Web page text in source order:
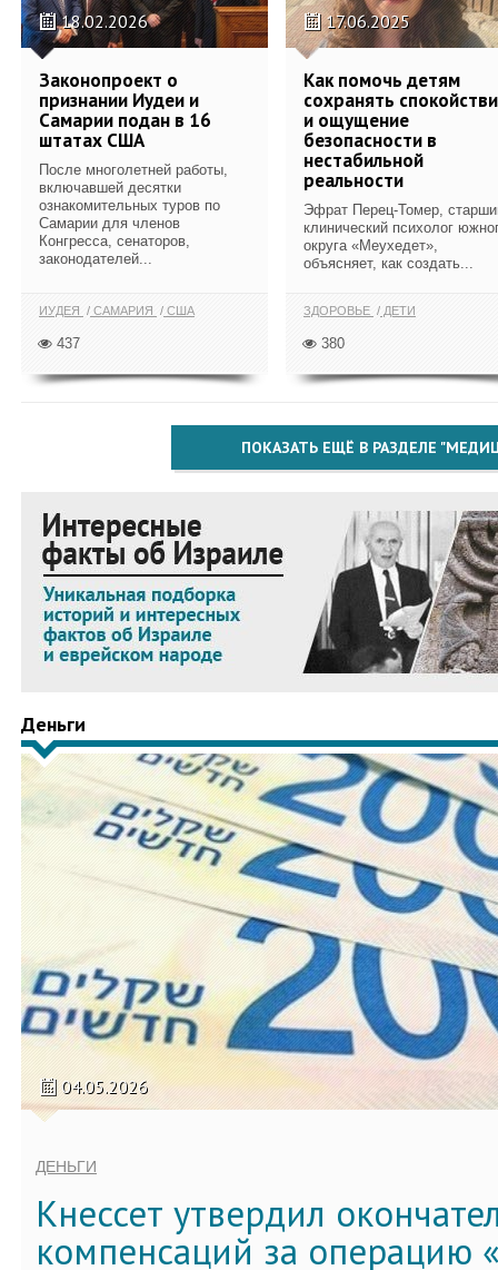
18.02.2026
Законопроект о
признании Иудеи и
Самарии подан в 16
штатах США
После многолетней работы,
включавшей десятки
ознакомительных туров по
Самарии для членов
Конгресса, сенаторов,
законодателей...
ИУДЕЯ САМАРИЯ США
437
17.06.2025
Как помочь детям
сохранять
и ощущение
безопасности в
нестабильной
реальности
Эфрат Перец-Томер,
клинический психолог
округа «Меухедет»,
объясняет, как создать...
ЗДОРОВЬЕ ДЕТИ
380
ПОКАЗАТЬ ЕЩЁ В РАЗДЕЛЕ
Деньги
04.05.2026
ДЕНЬГИ
Кнессет утвердил
компенсаций за операцию